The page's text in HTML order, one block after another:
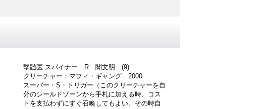
撃髄医 スパイナー R 闇文明 (9)
クリーチャー：マフィ・ギャング 2000
スーパー・S・トリガー（このクリーチャーを自
分のシールドゾーンから手札に加える時、コス
トを支払わずにすぐ召喚してもよい。その時自